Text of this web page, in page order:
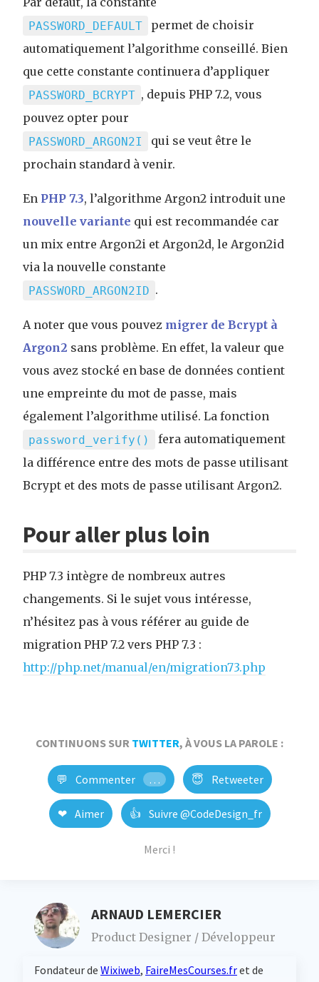
PASSWORD_DEFAULT
permet de choisir
automatiquement l’algorithme conseillé. Bien
que cette constante continuera d’appliquer
PASSWORD_BCRYPT , depuis PHP 7.2, vous
pouvez opter pour
PASSWORD_ARGON2I
qui se veut être le
prochain standard à venir.
En PHP 7.3, l’algorithme Argon2 introduit une
nouvelle variante qui est recommandée car
un mix entre Argon2i et Argon2d, le Argon2id
via la nouvelle constante
PASSWORD_ARGON2ID .
A noter que vous pouvez migrer de Bcrypt à
Argon2 sans problème. En effet, la valeur que
vous avez stocké en base de données contient
une empreinte du mot de passe, mais
également l’algorithme utilisé. La fonction
password_verify()
fera automatiquement
la différence entre des mots de passe utilisant
Bcrypt et des mots de passe utilisant Argon2.
Pour aller plus loin
PHP 7.3 intègre de nombreux autres
changements. Si le sujet vous intéresse,
n’hésitez pas à vous référer au guide de
migration PHP 7.2 vers PHP 7.3 :
http://php.net/manual/en/migration73.php
CONTINUONS SUR TWITTER, À VOUS LA PAROLE :
💬 Commenter … 😇 Retweeter
❤ Aimer 👍 Suivre @CodeDesign_fr
Merci !
ARNAUD LEMERCIER
Product Designer / Développeur
Fondateur de Wixiweb, FaireMesCourses.fret de